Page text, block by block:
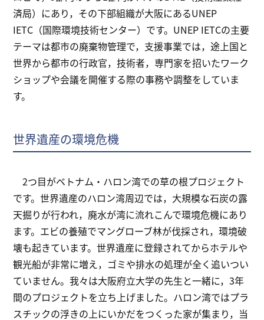
済局）にあり，その下部組織が大阪にあるUNEP
IETC（国際環境技術センター）です。UNEP IETCの主要
テーマは都市の廃棄物管理で，支援事業では，途上国と
世界から都市の行政官，技術者，専門家を招いたワーク
ショップや会議を開催する際の事務や調整をしていま
す。
世界遺産の環境危機
2つ目がベトナム・ハロン湾での草の根プロジェクト
です。世界遺産のハロン湾周辺では，大規模な石炭の露
天掘りが行われ，廃水が湾に流れこんで環境危機にあり
ます。エビの養殖でマングローブ林が伐採され，環境破
壊も起きています。世界遺産に登録されてからホテルや
観光船が非常に増え，ゴミや排水の処理が全く追いつい
ていません。我々は大阪府立大学の先生と一緒に，3年
間のプロジェクトを立ち上げました。ハロン湾ではプラ
スチックの浮きの上にいかだをつくった家が集まり，当